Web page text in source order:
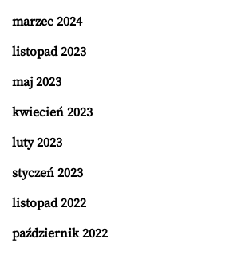
marzec 2024
listopad 2023
maj 2023
kwiecień 2023
luty 2023
styczeń 2023
listopad 2022
październik 2022